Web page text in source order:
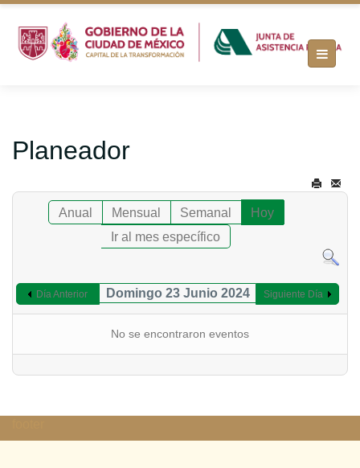
Planeador
Anual Mensual Semanal
Hoy
Ir al mes específico
Día Anterior Domingo 23 Junio 2024 Siguiente Día
No se encontraron eventos